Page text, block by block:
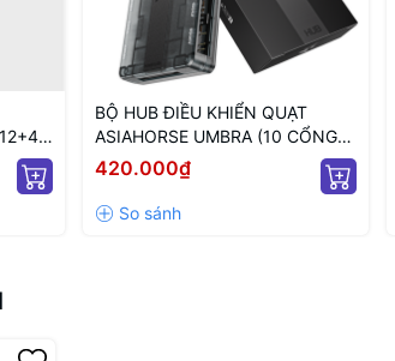
BỘ HUB ĐIỀU KHIỂN QUẠT
ASIAHORSE UMBRA (10 CỔNG
KẾT NỐI PWM VÀ 5V ARGB/
NGUỒN SATA)
420.000₫